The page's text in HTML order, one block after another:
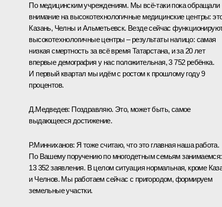
По медицинским учреждениям. Мы всё‑таки пока обращали
внимание на высокотехнологичные медицинские центры:
Казань, Челны и Альметьевск. Везде сейчас
высокотехнологичные центры – результаты налицо: самая
низкая смертность за всё время Татарстана, и за 20 лет
впервые демография у нас положительная, 3 752 ребёнка.
И первый квартал мы идём с ростом к прошлому году 9
процентов.
Д.Медведев: Поздравляю. Это, может быть, самое
выдающееся достижение.
Р.Минниханов: Я тоже считаю, что это главная наша работа.
По Вашему поручению по многодетным семьям занимаемся:
13 352 заявления. В целом ситуация нормальная, кроме
и Челнов. Мы работаем сейчас с пригородом, формируем
земельные участки.